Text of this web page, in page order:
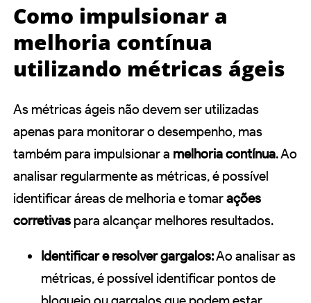
Como impulsionar a
melhoria contínua
utilizando métricas ágeis
As métricas ágeis não devem ser utilizadas
apenas para monitorar o desempenho, mas
também para impulsionar a melhoria contínua. Ao
analisar regularmente as métricas, é possível
identificar áreas de melhoria e tomarações
corretivas para alcançar melhores resultados.
Identificar e resolver gargalos:Ao analisar as
métricas, é possível identificar pontos de